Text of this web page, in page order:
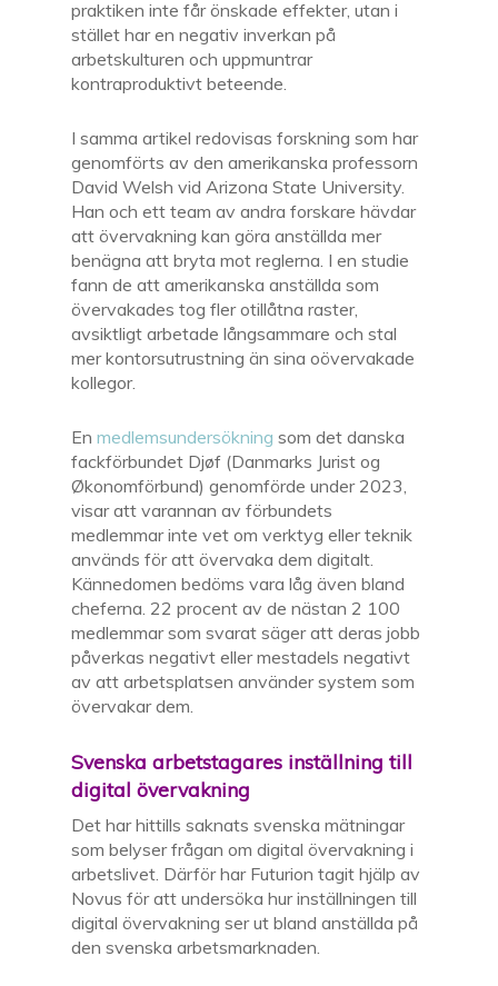
praktiken inte får önskade effekter, utan i
stället har en negativ inverkan på
arbetskulturen och uppmuntrar
kontraproduktivt beteende.
I samma artikel redovisas forskning som har
genomförts av den amerikanska professorn
David Welsh vid Arizona State University.
Han och ett team av andra forskare hävdar
att övervakning kan göra anställda mer
benägna att bryta mot reglerna. I en studie
fann de att amerikanska anställda som
övervakades tog fler otillåtna raster,
avsiktligt arbetade långsammare och stal
mer kontorsutrustning än sina oövervakade
kollegor.
En medlemsundersökning som det danska
fackförbundet Djøf (Danmarks Jurist og
Økonomförbund) genomförde under 2023,
visar att varannan av förbundets
medlemmar inte vet om verktyg eller teknik
används för att övervaka dem digitalt.
Kännedomen bedöms vara låg även bland
cheferna. 22 procent av de nästan 2 100
medlemmar som svarat säger att deras jobb
påverkas negativt eller mestadels negativt
av att arbetsplatsen använder system som
övervakar dem.
Svenska arbetstagares inställning till
digital övervakning
Det har hittills saknats svenska mätningar
som belyser frågan om digital övervakning i
arbetslivet. Därför har Futurion tagit hjälp av
Novus för att undersöka hur inställningen till
digital övervakning ser ut bland anställda på
den svenska arbetsmarknaden.